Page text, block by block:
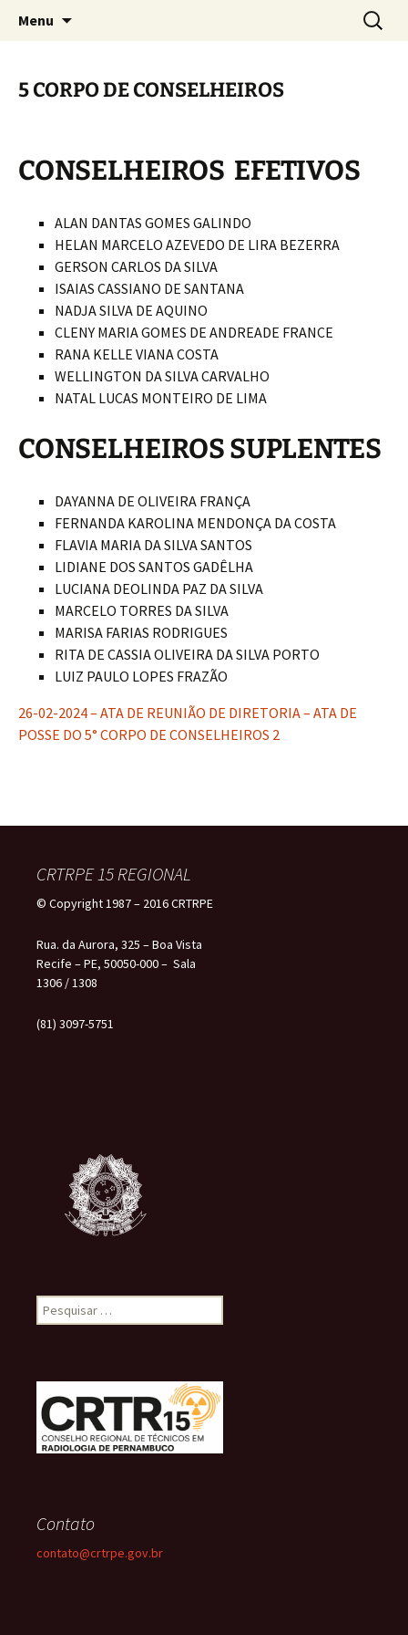
Portal da Transparência |
Prestação de Contas – CRTRPE
15
Lei de acesso a informação
Menu
por:
5 CORPO DE CONSELHEIROS
CONSELHEIROS EFETIVOS
ALAN DANTAS GOMES GALINDO
HELAN MARCELO AZEVEDO DE LIRA BEZERRA
GERSON CARLOS DA SILVA
ISAIAS CASSIANO DE SANTANA
NADJA SILVA DE AQUINO
CLENY MARIA GOMES DE ANDREADE FRANCE
RANA KELLE VIANA COSTA
WELLINGTON DA SILVA CARVALHO
NATAL LUCAS MONTEIRO DE LIMA
CONSELHEIROS SUPLENTES
DAYANNA DE OLIVEIRA FRANÇA
FERNANDA KAROLINA MENDONÇA DA COSTA
FLAVIA MARIA DA SILVA SANTOS
LIDIANE DOS SANTOS GADÊLHA
LUCIANA DEOLINDA PAZ DA SILVA
MARCELO TORRES DA SILVA
MARISA FARIAS RODRIGUES
RITA DE CASSIA OLIVEIRA DA SILVA PORTO
LUIZ PAULO LOPES FRAZÃO
26-02-2024 – ATA DE REUNIÃO DE DIRETORIA – ATA DE
POSSE DO 5° CORPO DE CONSELHEIROS 2
CRTRPE 15 REGIONAL
© Copyright 1987 – 2016 CRTRPE
Rua. da Aurora, 325 – Boa Vista
Recife – PE, 50050-000 – Sala
1306 / 1308
(81) 3097-5751
Pesquisar
por:
Contato
contato@crtrpe.gov.br